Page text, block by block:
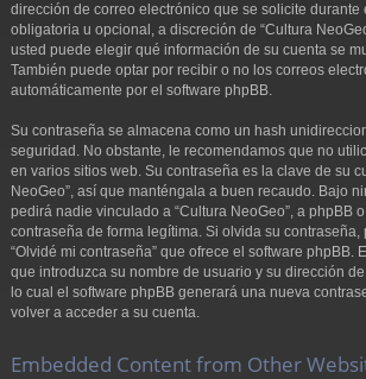
dirección de correo electrónico que se solicite durante
obligatoria u opcional, a discreción de “Cultura
usted puede elegir qué información de su cuenta se
También puede optar por recibir o no los correos
automáticamente por el software phpBB.
Su contraseña se almacena como un hash
seguridad. No obstante, le recomendamos que no
en varios sitios web. Su contraseña es la clave de su
NeoGeo”, así que manténgala a buen recaudo. Bajo
pedirá nadie vinculado a “Cultura NeoGeo”, a phpBB
contraseña de forma legítima. Si olvida su
“Olvidé mi contraseña” que ofrece el software phpBB.
que introduzca su nombre de usuario y su dirección
lo cual el software phpBB generará una nueva
volver a acceder a su cuenta.
Embedded Content from Other